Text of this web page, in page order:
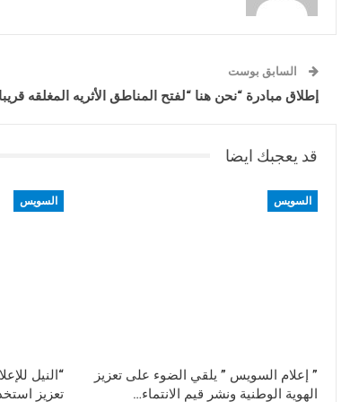
السابق بوست
إطلاق مبادرة “نحن هنا “لفتح المناطق الأثريه المغلقه قريبا
قد يعجبك ايضا
السويس
” إعلام السويس ” يلقي الضوء على تعزيز
الهوية الوطنية ونشر قيم الانتماء…
السويس
“النيل
تعزيز